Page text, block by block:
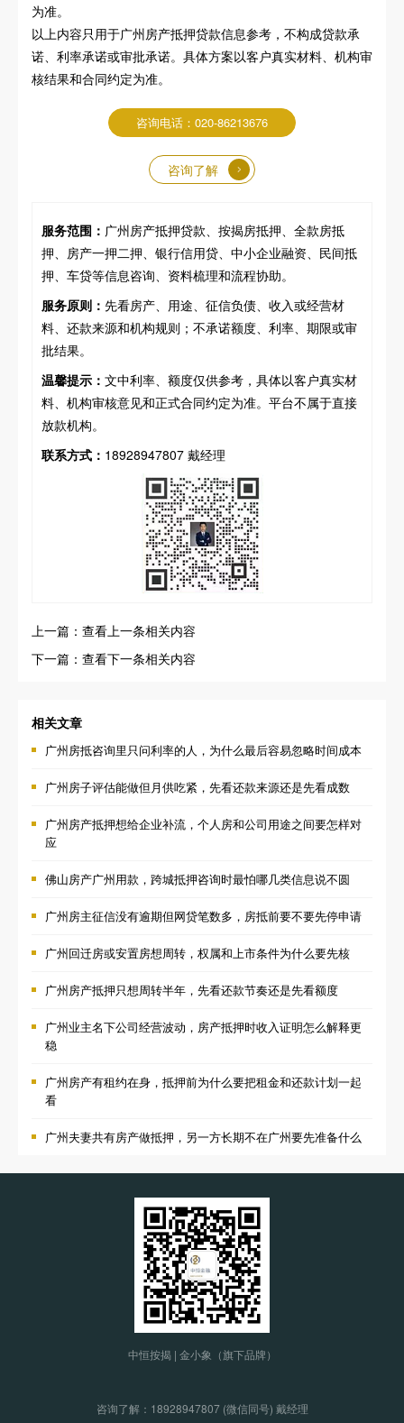
为准。
以上内容只用于广州房产抵押贷款信息参考，不构成贷款承
诺、利率承诺或审批承诺。具体方案以客户真实材料、机构审
核结果和合同约定为准。
咨询电话：020-86213676
咨询了解
服务范围： 广州房产抵押贷款、按揭房抵押、全款房抵
押、房产一押二押、银行信用贷、中小企业融资、民间抵
押、车贷等信息咨询、资料梳理和流程协助。
服务原则： 先看房产、用途、征信负债、收入或经营材
料、还款来源和机构规则；不承诺额度、利率、期限或审
批结果。
温馨提示： 文中利率、额度仅供参考，具体以客户真实材
料、机构审核意见和正式合同约定为准。平台不属于直接
放款机构。
联系方式： 18928947807 戴经理
上一篇：查看上一条相关内容
下一篇：查看下一条相关内容
相关文章
广州房抵咨询里只问利率的人，为什么最后容易忽略时间成本
广州房子评估能做但月供吃紧，先看还款来源还是先看成数
广州房产抵押想给企业补流，个人房和公司用途之间要怎样对
应
佛山房产广州用款，跨城抵押咨询时最怕哪几类信息说不圆
广州房主征信没有逾期但网贷笔数多，房抵前要不要先停申请
广州回迁房或安置房想周转，权属和上市条件为什么要先核
广州房产抵押只想周转半年，先看还款节奏还是先看额度
广州业主名下公司经营波动，房产抵押时收入证明怎么解释更
稳
广州房产有租约在身，抵押前为什么要把租金和还款计划一起
看
广州夫妻共有房产做抵押，另一方长期不在广州要先准备什么
中恒按揭 | 金小象（旗下品牌）
咨询了解： 18928947807 (微信同号) 戴经理